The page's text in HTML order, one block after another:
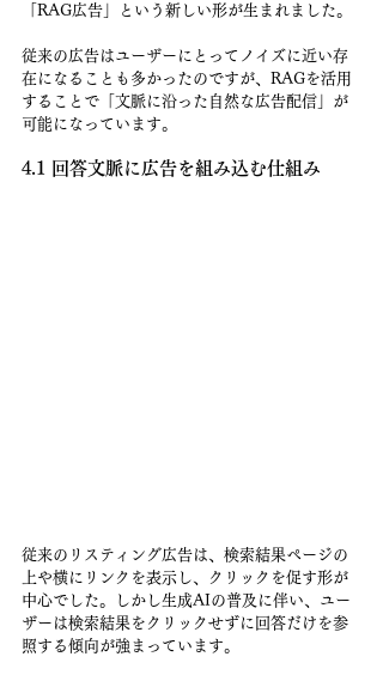
「RAG広告」という新しい形が生まれました。
従来の広告はユーザーにとってノイズに近い存
在になることも多かったのですが、RAGを活用
することで「文脈に沿った自然な広告配信」が
可能になっています。
4.1 回答文脈に広告を組み込む仕組み
従来のリスティング広告は、検索結果ページの
上や横にリンクを表示し、クリックを促す形が
中心でした。しかし生成AIの普及に伴い、ユー
ザーは検索結果をクリックせずに回答だけを参
照する傾向が強まっています。